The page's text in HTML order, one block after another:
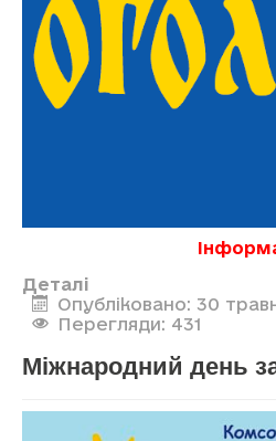
Деталі
Опубліковано: 30
Перегляди: 431
Міжнародний день